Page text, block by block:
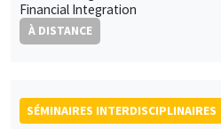
Financial Integration
À DISTANCE
SÉMINAIRES INTERDISCIPLINAIRES